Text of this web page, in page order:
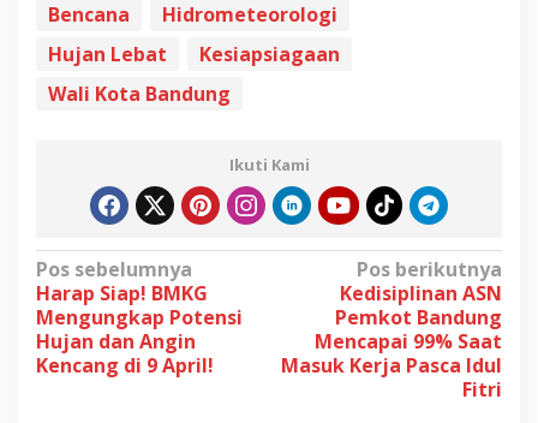
Bencana
Hidrometeorologi
Hujan Lebat
Kesiapsiagaan
Wali Kota Bandung
Ikuti Kami
N
a
v
i
Pos sebelumnya
Harap Siap! BMKG
Mengungkap Potensi
Hujan dan Angin
Kencang di 9 April!
Pos berikutnya
Kedisiplinan ASN
Pemkot Bandung
Mencapai 99% Saat
Masuk Kerja Pasca Idul
Fitri